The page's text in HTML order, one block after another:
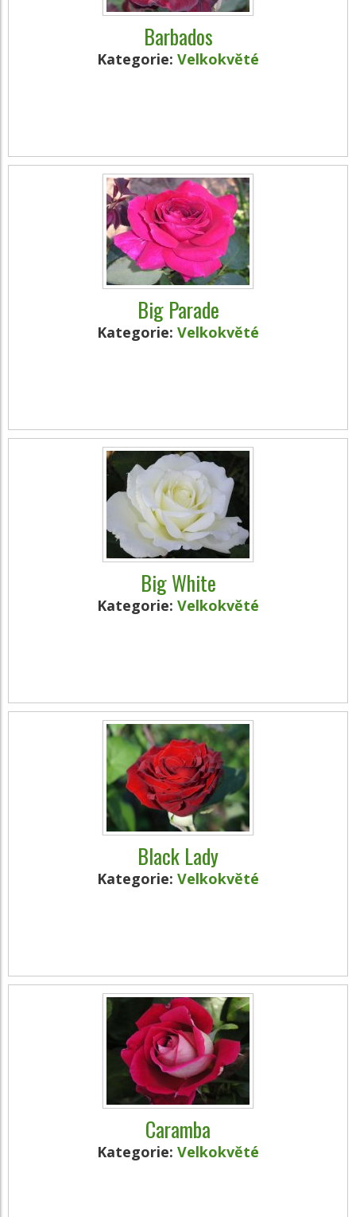
Barbados
Kategorie: Velkokvěté
Big Parade
Kategorie: Velkokvěté
Big White
Kategorie: Velkokvěté
Black Lady
Kategorie: Velkokvěté
Caramba
Kategorie: Velkokvěté